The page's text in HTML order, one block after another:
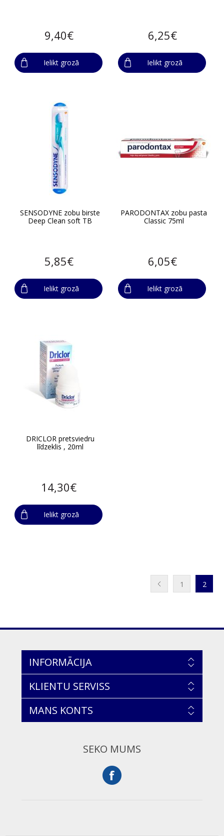
9,40€
Ielikt grozā
6,25€
Ielikt grozā
SENSODYNE zobu birste
Deep Clean soft TB
5,85€
Ielikt grozā
PARODONTAX zobu pasta
Classic 75ml
6,05€
Ielikt grozā
DRICLOR pretsviedru
līdzeklis , 20ml
14,30€
Ielikt grozā
1 2
INFORMĀCIJA
KLIENTU SERVISS
MANS KONTS
SEKO MUMS